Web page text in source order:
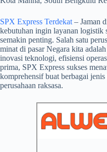
SPX Express Terdekat – Jaman
kebutuhan ingin layanan logistik
semakin penting. Salah satu
minat di pasar Negara kita
inovasi teknologi, efisiensi
prima, SPX Express sukses
komprehensif buat berbagai
perusahaan raksasa.